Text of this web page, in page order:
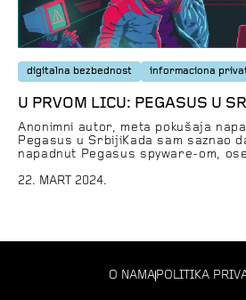
digitalna bezbednost informaciona
U PRVOM LICU: PEGASUS U
Anonimni autor, meta pokušaja
Pegasus u SrbijiKada sam saznao
napadnut Pegasus spyware-om,
Bes i frustracija su se mešali s
22. MART 2024.
O NAMA POLITIKA